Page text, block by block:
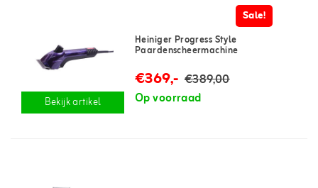
Bekijk artikel
Sale!
Heiniger Progress Style
Paardenscheermachine
€369,- €389,00
Op voorraad